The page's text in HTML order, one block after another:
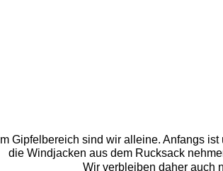
Im Gipfelbereich sind wir alleine. Anfangs
die Windjacken aus dem Rucksack
Wir verbleiben daher auch